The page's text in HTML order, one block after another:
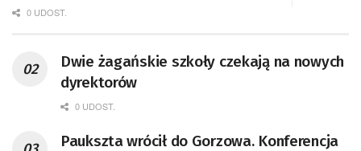
0 UDOST.
Dwie żagańskie szkoły czekają na nowych
dyrektorów
0 UDOST.
Paukszta wrócił do Gorzowa. Konferencja